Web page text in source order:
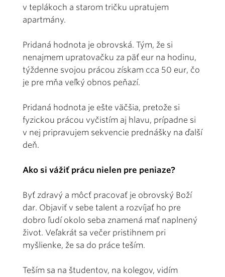
v teplákoch a starom tričku upratujem
apartmány.
Pridaná hodnota je obrovská. Tým, že si
nenajmem upratovačku za päť eur na hodinu,
týždenne svojou prácou získam cca 50 eur, čo
je pre mňa veľký obnos peňazí.
Pridaná hodnota je ešte väčšia, pretože si
fyzickou prácou vyčistím aj hlavu, prípadne si
v nej pripravujem sekvencie prednášky na ďalší
deň.
Ako si vážiť prácu nielen pre peniaze?
Byť zdravý a môcť pracovať je obrovský Boží
dar. Objaviť v sebe talent a rozvíjať ho pre
dobro ľudí okolo seba znamená mať naplnený
život. Veľakrát sa večer pristihnem pri
myšlienke, že sa do práce teším.
Teším sa na študentov, na kolegov, vidím